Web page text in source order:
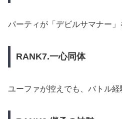
パーティが「デビルサマナー」
RANK7.一心同体
ユーファが控えでも、バトル